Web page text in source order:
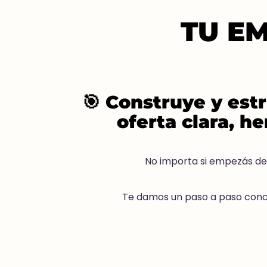
TU
🎯 Construye y
oferta clara,
No importa si empezás
Te damos un paso a paso